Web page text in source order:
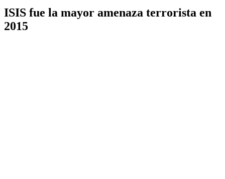
ISIS fue la mayor amenaza terrorista en
2015